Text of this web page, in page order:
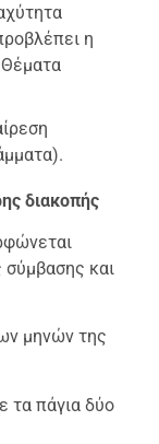
η
διακοπής
και
μηνών της
τα πάγια δύο